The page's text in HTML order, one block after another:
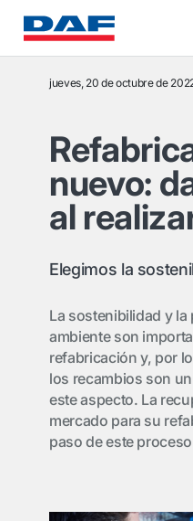
jueves, 20 de octubre de
nuevo:
al
Elegimos la
La sostenibilidad y
ambiente son
refabricación y, por
los recambios son
este aspecto. La
mercado para su
paso de este